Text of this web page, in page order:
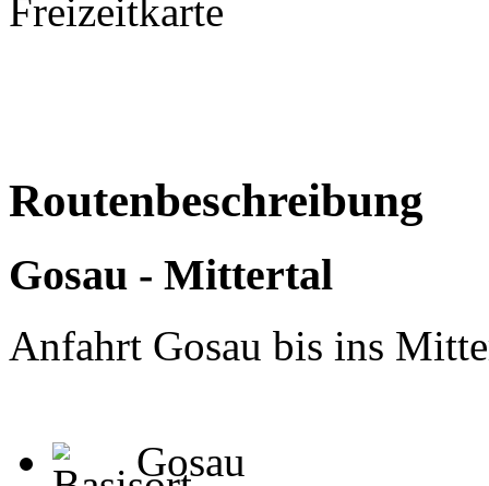
Routenbeschreibung
Gosau - Mittertal
Anfahrt Gosau bis ins
Gosau